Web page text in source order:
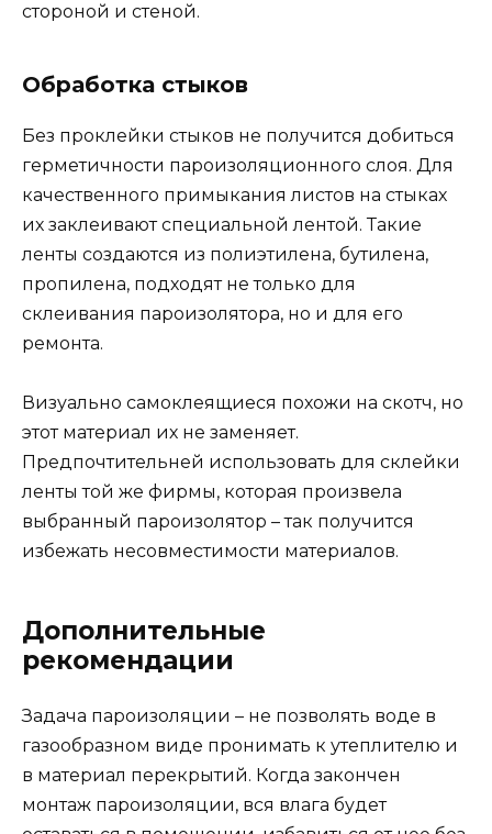
стороной и стеной.
Обработка стыков
Без проклейки стыков не получится добиться
герметичности пароизоляционного слоя. Для
качественного примыкания листов на стыках
их заклеивают специальной лентой. Такие
ленты создаются из полиэтилена, бутилена,
пропилена, подходят не только для
склеивания пароизолятора, но и для его
ремонта.
Визуально самоклеящиеся похожи на скотч, но
этот материал их не заменяет.
Предпочтительней использовать для склейки
ленты той же фирмы, которая произвела
выбранный пароизолятор – так получится
избежать несовместимости материалов.
Дополнительные
рекомендации
Задача пароизоляции – не позволять воде в
газообразном виде пронимать к утеплителю и
в материал перекрытий. Когда закончен
монтаж пароизоляции, вся влага будет